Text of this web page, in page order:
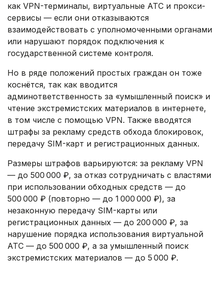
как VPN-терминалы, виртуальные АТС и прокси-
сервисы — если они отказываются
взаимодействовать с уполномоченными органами
или нарушают порядок подключения к
государственной системе контроля.
Но в ряде положений простых граждан он тоже
коснётся, так как вводится
админответственность за «умышленный поиск» и
чтение экстремистских материалов в интернете,
в том числе с помощью VPN. Также вводятся
штрафы за рекламу средств обхода блокировок,
передачу SIM-карт и регистрационных данных.
Размеры штрафов варьируются: за рекламу VPN
— до 500 000 ₽, за отказ сотрудничать с властями
при использовании обходных средств — до
500 000 ₽ (повторно — до 1 000 000 ₽), за
незаконную передачу SIM-карты или
регистрационных данных — до 200 000 ₽, за
нарушение порядка использования виртуальной
АТС — до 500 000 ₽, а за умышленный поиск
экстремистских материалов — до 5 000 ₽.